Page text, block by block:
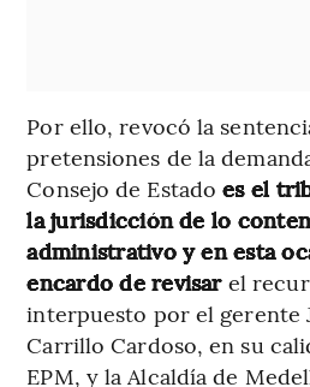
Por ello, revocó la
pretensiones de la
Consejo de Estadoes el
la jurisdicción de lo
administrativo y en esta
encardo de revisarel
interpuesto por el gerente
Carrillo Cardoso, en su
EPM, y la Alcaldía de